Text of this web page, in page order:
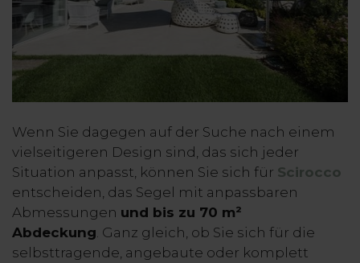
Wenn Sie dagegen auf der Suche nach einem
vielseitigeren Design sind, das sich jeder
Situation anpasst, können Sie sich für Scirocco
entscheiden, das Segel mit anpassbaren
Abmessungen und bis zu 70 m²
Abdeckung . Ganz gleich, ob Sie sich für die
selbsttragende, angebaute oder komplett